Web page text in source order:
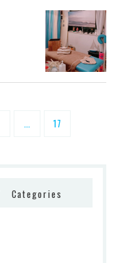
... 17
Categories